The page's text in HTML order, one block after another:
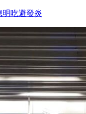
吃避發炎